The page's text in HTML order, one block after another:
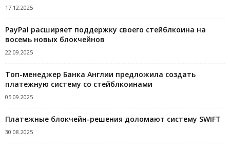
17.12.2025
PayPal расширяет поддержку своего стейблкоина на
восемь новых блокчейнов
22.09.2025
Топ-менеджер Банка Англии предложила создать
платежную систему со стейблкоинами
05.09.2025
Платежные блокчейн-решения доломают систему SWIFT
30.08.2025